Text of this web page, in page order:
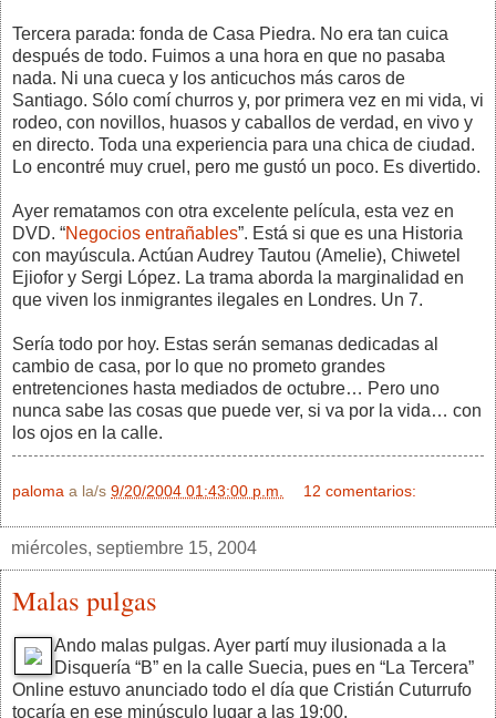
Tercera parada: fonda de Casa Piedra. No era tan cuica
después de todo. Fuimos a una hora en que no pasaba
nada. Ni una cueca y los anticuchos más caros de
Santiago. Sólo comí churros y, por primera vez en mi vida, vi
rodeo, con novillos, huasos y caballos de verdad, en vivo y
en directo. Toda una experiencia para una chica de ciudad.
Lo encontré muy cruel, pero me gustó un poco. Es divertido.
Ayer rematamos con otra excelente película, esta vez en
DVD. “Negocios entrañables”. Está si que es una Historia
con mayúscula. Actúan Audrey Tautou (Amelie), Chiwetel
Ejiofor y Sergi López. La trama aborda la marginalidad en
que viven los inmigrantes ilegales en Londres. Un 7.
Sería todo por hoy. Estas serán semanas dedicadas al
cambio de casa, por lo que no prometo grandes
entretenciones hasta mediados de octubre… Pero uno
nunca sabe las cosas que puede ver, si va por la vida… con
los ojos en la calle.
paloma a la/s 9/20/2004 01:43:00 p.m. 12 comentarios:
miércoles, septiembre 15, 2004
Malas pulgas
Ando malas pulgas. Ayer partí muy ilusionada a la
Disquería “B” en la calle Suecia, pues en “La Tercera”
Online estuvo anunciado todo el día que Cristián Cuturrufo
tocaría en ese minúsculo lugar a las 19:00.